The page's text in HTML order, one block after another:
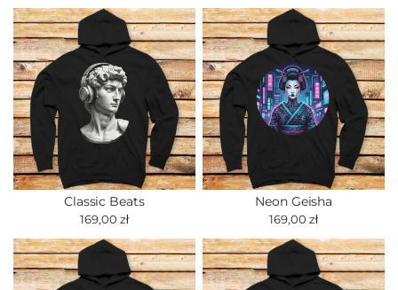
Classic Beats
169,00 zł
Neon Geisha
169,00 zł